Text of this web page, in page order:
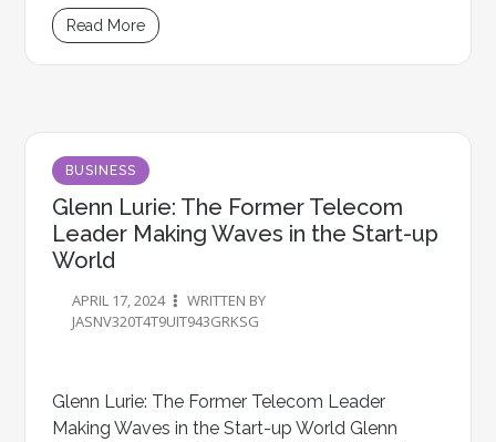
Read More
BUSINESS
Glenn Lurie: The Former Telecom
Leader Making Waves in the Start-up
World
APRIL 17, 2024
WRITTEN BY
JASNV320T4T9UIT943GRKSG
Glenn Lurie: The Former Telecom Leader
Making Waves in the Start-up World Glenn